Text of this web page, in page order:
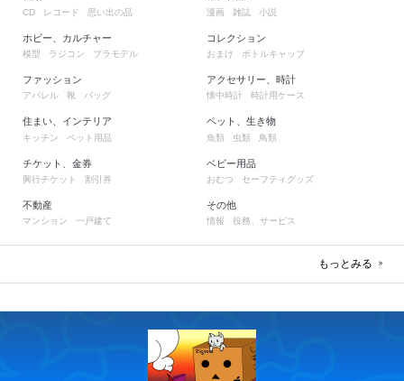
CD レコード 思い出の品
ホビー、カルチャー
模型 ラジコン プラモデル
ファッション
アパレル 靴 バッグ
住まい、インテリア
キッチン ペット用品
チケット、金券
興行チケット 割引券
不動産
マンション 一戸建て
漫画 雑誌 小説
コレクション
おまけ ボトルキャップ
アクセサリー、時計
懐中時計 時計用ケース
ペット、生き物
魚類 虫類 鳥類
ベビー用品
おむつ セーフティグッズ
その他
情報 役務、サービス
もっとみる